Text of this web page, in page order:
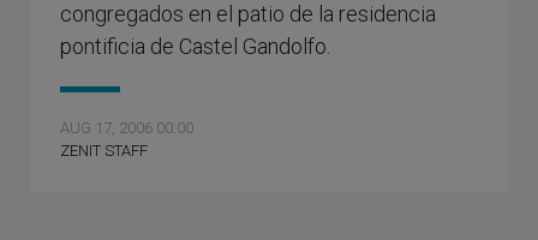
congregados en el patio de la residencia
pontificia de Castel Gandolfo.
AUG 17, 2006 00:00
ZENIT STAFF